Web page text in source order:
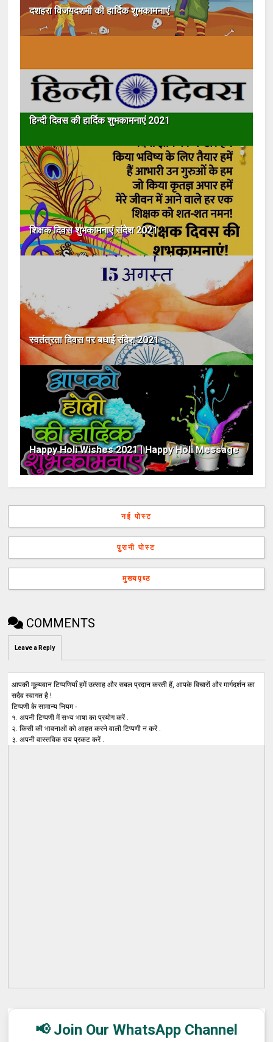
दशहरा विजयदशमी की हार्दिक शुभकामनाएं
हिन्दी दिवस की हार्दिक शुभकामनाएं 2021
शिक्षक दिवस शुभकामनाएं संदेश 2021
स्वतंत्रता दिवस पर बधाई संदेश 2021
Happy Holi Wishes 2021 | Happy Holi Message
नई पोस्ट
पुरानी पोस्ट
मुख्यपृष्ठ
COMMENTS
Leave a Reply
आपकी मूल्यवान टिप्पणियाँ हमें उत्साह और सबल प्रदान करती हैं, आपके विचारों और मार्गदर्शन का
सदैव स्वागत है !
टिप्पणी के सामान्य नियम -
१. अपनी टिप्पणी में सभ्य भाषा का प्रयोग करें .
२. किसी की भावनाओं को आहत करने वाली टिप्पणी न करें .
३. अपनी वास्तविक राय प्रकट करें .
📢 Join Our WhatsApp Channel